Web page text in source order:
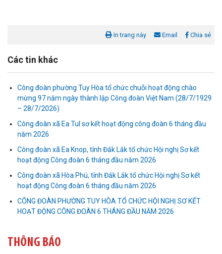
In trang này Email Chia sẻ
Các tin khác
Công đoàn phường Tuy Hòa tổ chức chuỗi hoạt động chào
mừng 97 năm ngày thành lập Công đoàn Việt Nam (28/7/1929
– 28/7/2026)
Công đoàn xã Ea Tul sơ kết hoạt động công đoàn 6 tháng đầu
năm 2026
Công đoàn xã Ea Knop, tỉnh Đắk Lắk tổ chức Hội nghị Sơ kết
hoạt động Công đoàn 6 tháng đầu năm 2026
Công đoàn xã Hòa Phú, tỉnh Đắk Lắk tổ chức Hội nghị Sơ kết
hoạt động Công đoàn 6 tháng đầu năm 2026
CÔNG ĐOÀN PHƯỜNG TUY HÒA TỔ CHỨC HỘI NGHỊ SƠ KẾT
HOẠT ĐỘNG CÔNG ĐOÀN 6 THÁNG ĐẦU NĂM 2026
THÔNG BÁO
Mái ấm Công đoàn cho đoàn viên công đoàn có hoàn cảnh...
Bàn giao Mái ấm công đoàn cho 2 đoàn viên thuộc Công đoàn
phường Tân An
Liên đoàn Lao động tỉnh trao tặng 100 bộ bút chấm đọc tiếng Anh